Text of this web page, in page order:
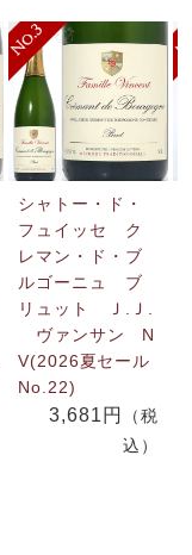
シャトー・ド・
フュイッセ ク
レマン・ド・ブ
ルゴーニュ ブ
リュット Ｊ.Ｊ.
ヴァンサン N
V(2026夏セール
No.22)
3,681円
（税
込）